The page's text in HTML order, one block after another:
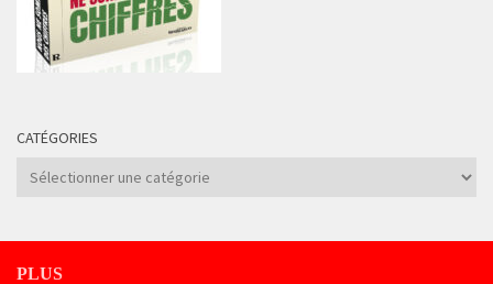
CATÉGORIES
Catégories
PLUS